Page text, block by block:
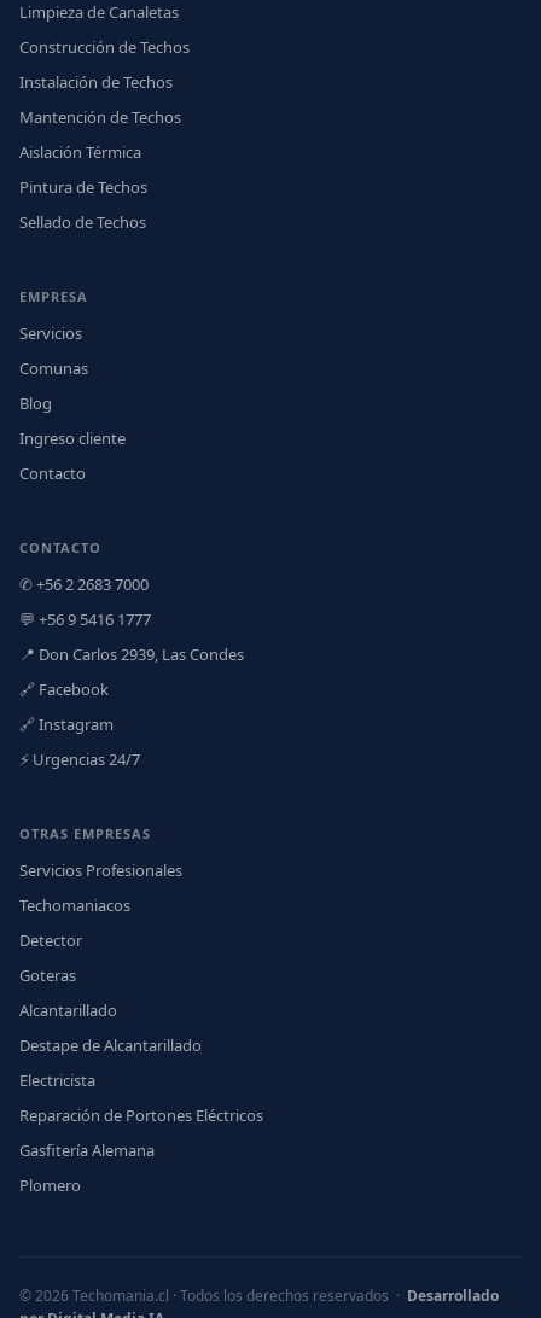
Limpieza de Canaletas
Construcción de Techos
Instalación de Techos
Mantención de Techos
Aislación Térmica
Pintura de Techos
Sellado de Techos
EMPRESA
Servicios
Comunas
Blog
Ingreso cliente
Contacto
CONTACTO
✆ +56 2 2683 7000
💬 +56 9 5416 1777
📍 Don Carlos 2939, Las Condes
🔗 Facebook
🔗 Instagram
⚡ Urgencias 24/7
OTRAS EMPRESAS
Servicios Profesionales
Techomaniacos
Detector
Goteras
Alcantarillado
Destape de Alcantarillado
Electricista
Reparación de Portones Eléctricos
Gasfitería Alemana
Plomero
© 2026 Techomania.cl · Todos los derechos reservados · Desarrollado